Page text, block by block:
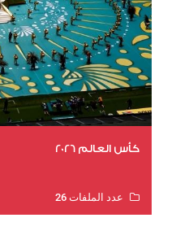
كأس العالم 2026
عدد الملفات 26